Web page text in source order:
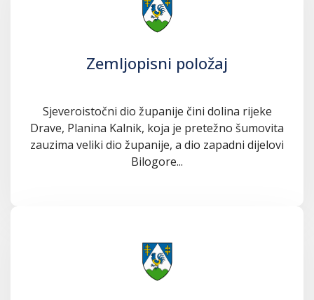
Zemljopisni položaj
Sjeveroistočni dio županije čini dolina rijeke
Drave, Planina Kalnik, koja je pretežno šumovita
zauzima veliki dio županije, a dio zapadni dijelovi
Bilogore...